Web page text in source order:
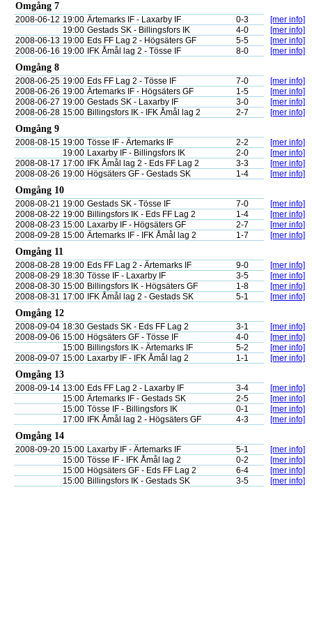
Omgång 7
2008-06-12 19:00 Ärtemarks IF - Laxarby IF 0-3
[mer info]
19:00 Gestads SK - Billingsfors IK 4-0
[mer info]
2008-06-13 19:00 Eds FF Lag 2 - Högsäters GF 5-5
[mer info]
2008-06-16 19:00 IFK Åmål lag 2 - Tösse IF 8-0 [mer info]
Omgång 8
2008-06-25 19:00 Eds FF Lag 2 - Tösse IF 7-0
[mer info]
2008-06-26 19:00 Ärtemarks IF - Högsäters GF 1-5
[mer info]
2008-06-27 19:00 Gestads SK - Laxarby IF 3-0
[mer info]
2008-06-28 15:00 Billingsfors IK - IFK Åmål lag 2 2-7 [mer info]
Omgång 9
2008-08-15 19:00 Tösse IF - Ärtemarks IF 2-2
[mer info]
19:00 Laxarby IF - Billingsfors IK 2-0
[mer info]
2008-08-17 17:00 IFK Åmål lag 2 - Eds FF Lag 2 3-3
[mer info]
2008-08-26 19:00 Högsäters GF - Gestads SK 1-4 [mer info]
Omgång 10
2008-08-21 19:00 Gestads SK - Tösse IF 7-0
[mer info]
2008-08-22 19:00 Billingsfors IK - Eds FF Lag 2 1-4
[mer info]
2008-08-23 15:00 Laxarby IF - Högsäters GF 2-7
[mer info]
2008-09-28 15:00 Ärtemarks IF - IFK Åmål lag 2 1-7 [mer info]
Omgång 11
2008-08-28 19:00 Eds FF Lag 2 - Ärtemarks IF 9-0
[mer info]
2008-08-29 18:30 Tösse IF - Laxarby IF 3-5
[mer info]
2008-08-30 15:00 Billingsfors IK - Högsäters GF 1-8
[mer info]
2008-08-31 17:00 IFK Åmål lag 2 - Gestads SK 5-1 [mer info]
Omgång 12
2008-09-04 18:30 Gestads SK - Eds FF Lag 2 3-1
[mer info]
2008-09-06 15:00 Högsäters GF - Tösse IF 4-0
[mer info]
15:00 Billingsfors IK - Ärtemarks IF 5-2
[mer info]
2008-09-07 15:00 Laxarby IF - IFK Åmål lag 2 1-1 [mer info]
Omgång 13
2008-09-14 13:00 Eds FF Lag 2 - Laxarby IF 3-4
[mer info]
15:00 Ärtemarks IF - Gestads SK 2-5
[mer info]
15:00 Tösse IF - Billingsfors IK 0-1
[mer info]
17:00
IFK Åmål lag 2 - Högsäters GF 4-3 [mer info]
Omgång 14
2008-09-20 15:00 Laxarby IF - Ärtemarks IF 5-1
[mer info]
15:00 Tösse IF - IFK Åmål lag 2 0-2
[mer info]
15:00 Högsäters GF - Eds FF Lag 2 6-4
[mer info]
15:00 Billingsfors IK - Gestads SK 3-5 [mer info]